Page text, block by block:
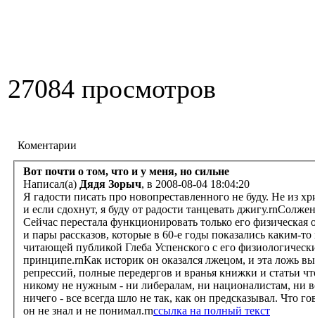
27084 просмотров
Коментарии
Вот почти о том, что и у меня, но сильне
Написал(а) Дядя Зорыч, в 2008-08-04 18:04:20
Я гадости писать про новопреставленного не буду. Не из
и если сдохнут, я буду от радости танцевать
Сейчас перестала функционировать только его
и пары рассказов, которые в 60-е годы показались каким-
читающей публикой Глеба Успенского с его
принципе.rnКак историк он оказался лжецом, и эта ложь
репрессий, полные передергов и вранья книжки и статьи
никому не нужным - ни либералам, ни националистам, ни
ничего - все всегда шло не так, как он предсказывал. Что
он не знал и не понимал.rnссылка на полный текст